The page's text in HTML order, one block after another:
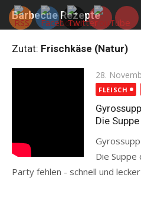
Skip
Barbecue Rezepte
Zutat: Frischkäse (Natur)
Posted
on
28.
FLEISCH
Die
Die
Party fehlen - schnell und